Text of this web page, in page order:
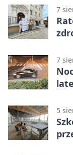
7
7
5